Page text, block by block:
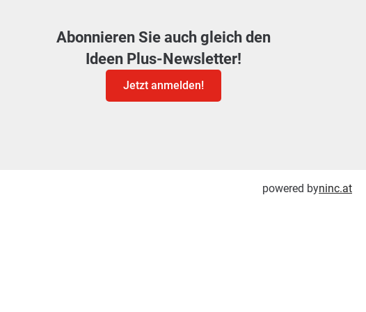
Abonnieren Sie auch gleich den
Ideen Plus-Newsletter!
Jetzt anmelden!
powered byninc.at